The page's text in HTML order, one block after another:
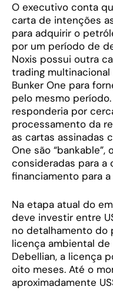
O executivo conta
carta de intenções
para adquirir o
por um período de
Noxis possui outra
trading
Bunker One para
pelo mesmo
responderia por
processamento da
as cartas assinadas
One são “bankable”,
consideradas para a
financiamento para
Na etapa atual do
deve investir entre
no detalhamento do
licença ambiental de
Debellian, a licença
oito meses. Até o
aproximadamente